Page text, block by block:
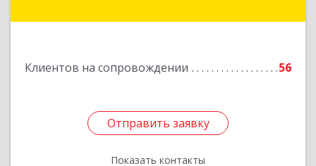
Клиентов на сопровождении 56
Отправить заявку
Показать контакты
Отправить заявку
Назад